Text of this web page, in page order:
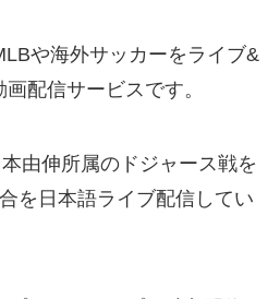
や海外サッカーをライブ&
配信サービスです。
由伸所属のドジャース戦を
を日本語ライブ配信してい